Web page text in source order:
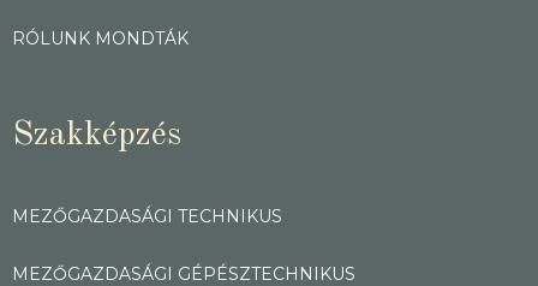
RÓLUNK MONDTÁK
Szakképzés
MEZŐGAZDASÁGI TECHNIKUS
MEZŐGAZDASÁGI GÉPÉSZTECHNIKUS